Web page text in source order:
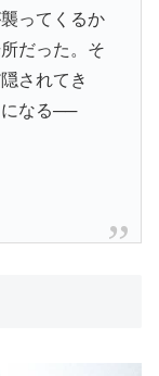
ってくるか
だった。そ
されてき
になる──